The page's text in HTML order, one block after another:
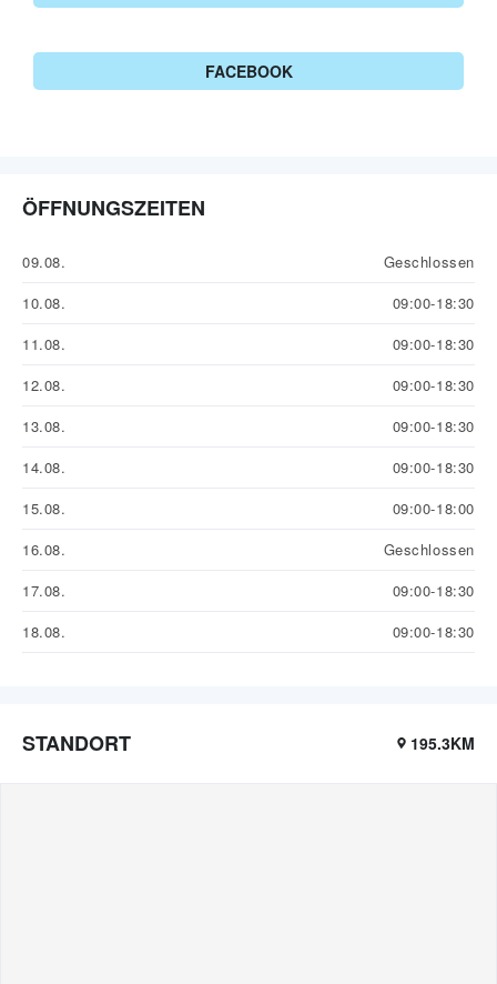
FACEBOOK
ÖFFNUNGSZEITEN
09.08.
Geschlossen
10.08.
09:00-18:30
11.08.
09:00-18:30
12.08.
09:00-18:30
13.08.
09:00-18:30
14.08.
09:00-18:30
15.08.
09:00-18:00
16.08.
Geschlossen
17.08.
09:00-18:30
18.08.
09:00-18:30
STANDORT 195.3KM